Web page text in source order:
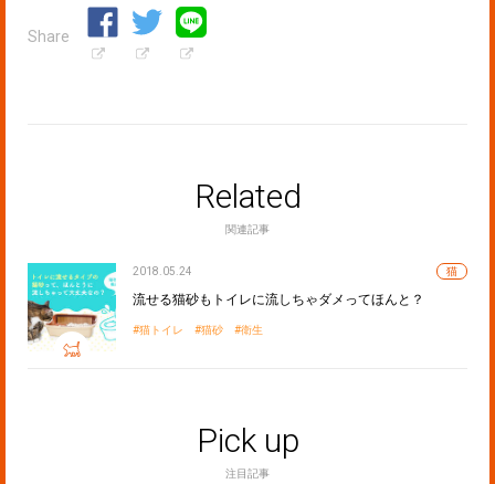
Share
Related
関連記事
2018.05.24 猫
流せる猫砂もトイレに流しちゃダメってほんと？
猫トイレ 猫砂 衛生
Pick up
注目記事